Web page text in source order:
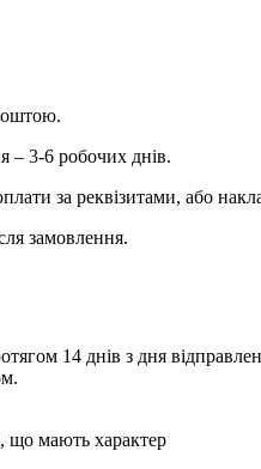
– 3-6 робочих днів.
за реквізитами, або
замовлення.
14 днів з дня
що мають характер